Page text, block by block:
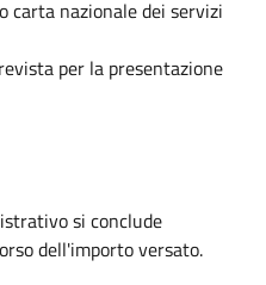
carta nazionale dei servizi
per la presentazione
si conclude
dell'importo versato.